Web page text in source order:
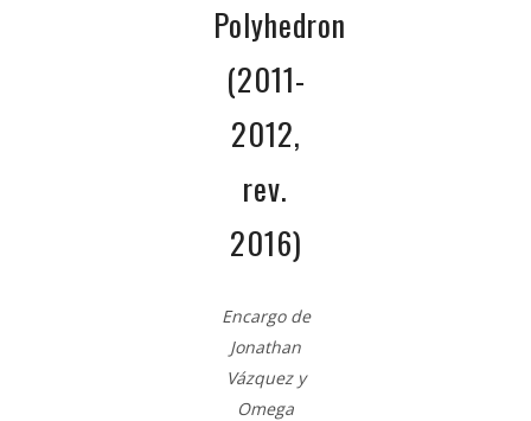
Polyhedron
(2011-
2012,
rev.
2016)
Encargo de
Jonathan
Vázquez y
Omega